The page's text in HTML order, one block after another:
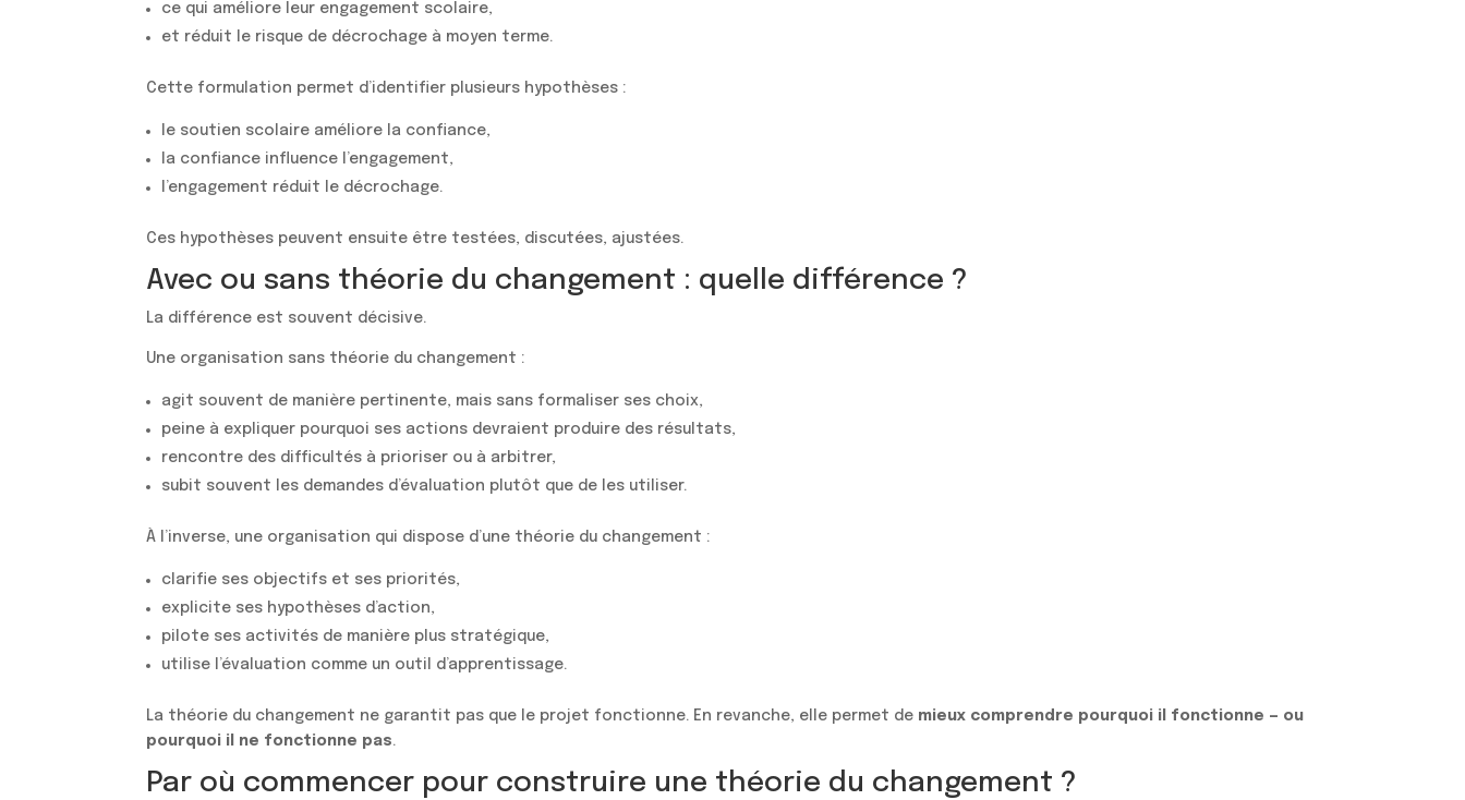
ce qui améliore leur engagement scolaire,
et réduit le risque de décrochage à moyen terme.
Cette formulation permet d’identifier plusieurs hypothèses :
le soutien scolaire améliore la confiance,
la confiance influence l’engagement,
l’engagement réduit le décrochage.
Ces hypothèses peuvent ensuite être testées, discutées, ajustées.
Avec ou sans théorie du changement : quelle différence ?
La différence est souvent décisive.
Une organisation sans théorie du changement :
agit souvent de manière pertinente, mais sans formaliser ses choix,
peine à expliquer pourquoi ses actions devraient produire des résultats,
rencontre des difficultés à prioriser ou à arbitrer,
subit souvent les demandes d’évaluation plutôt que de les utiliser.
À l’inverse, une organisation qui dispose d’une théorie du changement :
clarifie ses objectifs et ses priorités,
explicite ses hypothèses d’action,
pilote ses activités de manière plus stratégique,
utilise l’évaluation comme un outil d’apprentissage.
La théorie du changement ne garantit pas que le projet fonctionne. En revanche, elle permet de mieux comprendre pourquoi il fonctionne — ou
pourquoi il ne fonctionne pas.
Par où commencer pour construire une théorie du changement ?